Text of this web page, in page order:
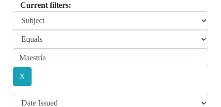
Current filters: